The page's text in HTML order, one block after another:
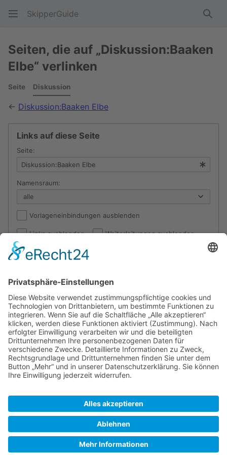
SkipperGuide
Seiten, die auf „Diskussion:Baaken
Elbe“ verlinken
Seite Diskussion
← Diskussion:Baaken Elbe
Links auf diese Seite
Seite:
Namensraum:
Vorlageneinbindungen ausblenden
Links ausblenden Weiterleitungen ausblenden
Los
Die folgenden Seiten verlinken auf
Elbe:
Angezeigt wird ein Eintrag.
Zeige (vorherige 50|nächste 50) ( 20|50|100
|500)
Diskussion:Baaken(Weiterleitungsseite)(← Links)
Zeige (vorherige 50|nächste 50
SkipperGuide